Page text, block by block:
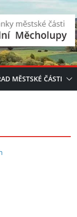
MĚSTSKÉ ČÁSTI